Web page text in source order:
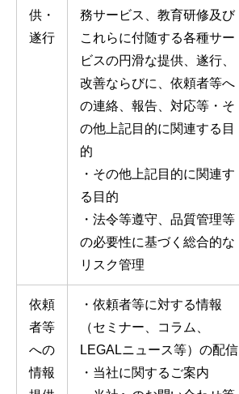
供・
遂行
務サービス、教育研修及び
これらに付随する各種サー
ビスの円滑な提供、遂行、
改善ならびに、依頼者等へ
の連絡、報告、対応等・そ
の他上記目的に関連する目
的
・その他上記目的に関連す
る目的
・法令等遵守、品質管理等
の必要性に基づく総合的な
リスク管理
依頼
者等
への
情報
・依頼者等に対する情報
（セミナー、コラム、
LEGALニュース等）の配信
・当社に関するご案内